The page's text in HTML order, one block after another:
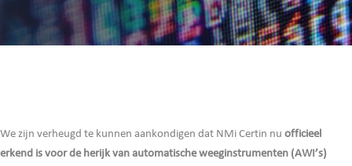
We zijn verheugd te kunnen aankondigen dat NMi Certin nu officieel
erkend is voor de herijk van automatische weeginstrumenten (AWI’s)